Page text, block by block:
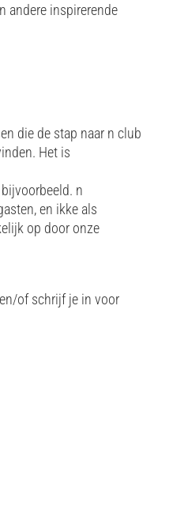
andere inspirerende
die de stap naar n club
Het is
n
en ikke als
op door onze
of schrijf je in voor